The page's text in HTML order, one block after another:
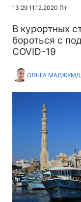
13:29 11.12.2020 Пт
В курортных
бороться с
COVID-19
ОЛЬГА